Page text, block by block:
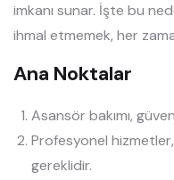
imkanı sunar. İşte bu
ihmal etmemek, her
Ana Noktalar
Asansör bakımı,
Profesyonel hizmetler,
gereklidir.